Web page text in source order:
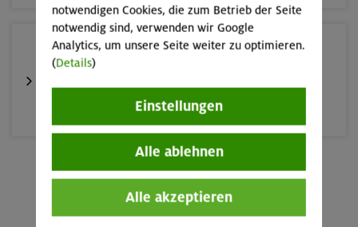
12.-16.09.26
Klettersteige rund um und auf den Sellastock
Dolomiten (Sellagruppe)
20.09.26
Fahrtechnik II - Advanced
Mehr anzeigen
notwendigen Cookies, die zum Betrieb der Seite
notwendig sind, verwenden wir Google
Analytics, um unsere Seite weiter zu optimieren.
(Details)
Einstellungen
Alle ablehnen
Alle akzeptieren